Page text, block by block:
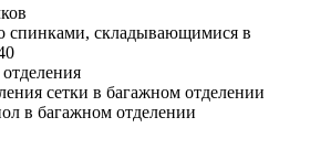
спинками, складывающимися в
сетки в багажном отделении
в багажном отделении